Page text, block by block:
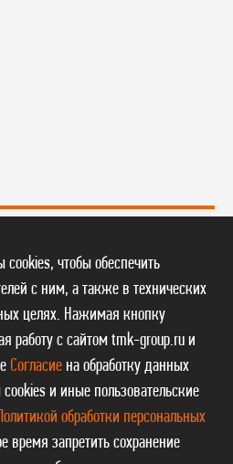
cookies, чтобы обеспечить
с ним, а также в технических
целях. Нажимая кнопку
работу с сайтом tmk-group.ru и
Согласие на обработку данных
и иные пользовательские
Политикой обработки персональных
время запретить сохранение